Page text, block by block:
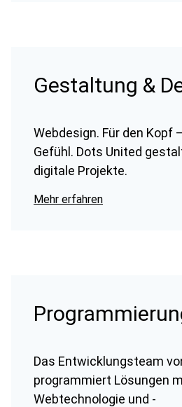
Gestaltung &
Webdesign. Für den Kopf
Gefühl. Dots United
digitale Projekte.
Mehr erfahren
Das Entwicklungsteam
programmiert Lösungen
Webtechnologie und -